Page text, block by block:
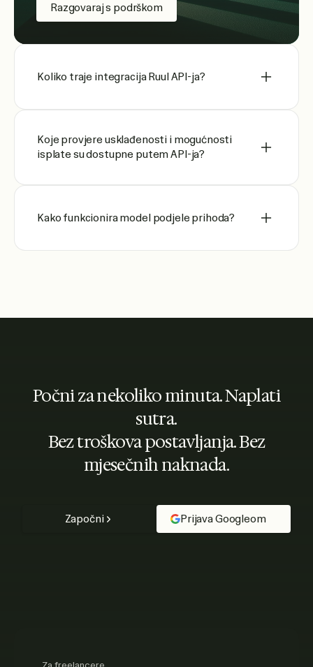
Razgovaraj s podrškom
Koliko traje integracija Ruul API-ja?
Koje provjere usklađenosti i mogućnosti
isplate su dostupne putem API-ja?
Kako funkcionira model podjele prihoda?
Počni za nekoliko minuta. Naplati
sutra.
Bez troškova postavljanja. Bez
mjesečnih naknada.
Započni Prijava Googleom